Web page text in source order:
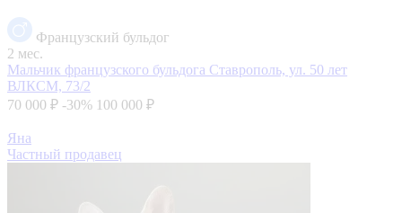
Французский бульдог
2 мес.
Мальчик французского бульдога Ставрополь, ул. 50 лет
ВЛКСМ, 73/2
70 000 ₽ -30% 100 000 ₽
Яна
Частный продавец